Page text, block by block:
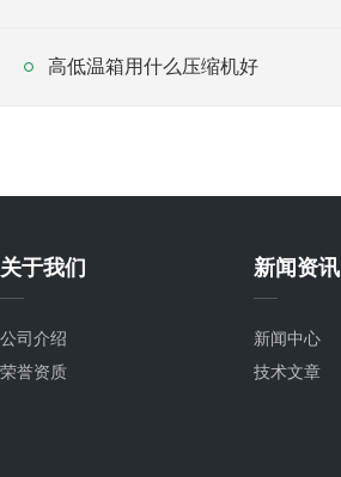
高低温箱用什么压缩机好
关于我们
公司介绍
荣誉资质
新闻资讯
新闻中心
技术文章